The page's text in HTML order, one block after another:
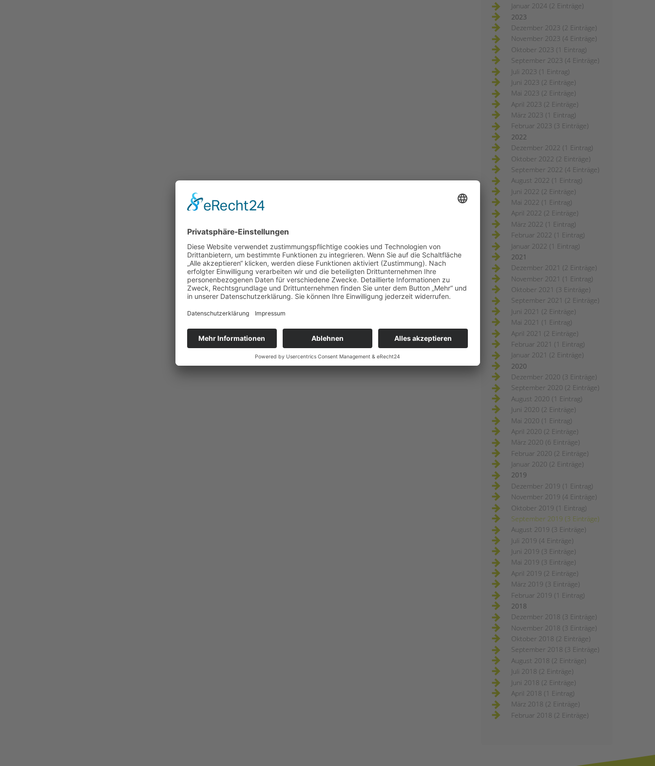
Januar 2024 (2 Einträge)
2023
Dezember 2023 (2 Einträge)
November 2023 (4 Einträge)
Oktober 2023 (1 Eintrag)
September 2023 (4 Einträge)
Juli 2023 (1 Eintrag)
Juni 2023 (2 Einträge)
Mai 2023 (2 Einträge)
April 2023 (2 Einträge)
März 2023 (1 Eintrag)
Februar 2023 (3 Einträge)
2022
Dezember 2022 (1 Eintrag)
Oktober 2022 (2 Einträge)
September 2022 (4 Einträge)
August 2022 (1 Eintrag)
Juni 2022 (2 Einträge)
Mai 2022 (1 Eintrag)
April 2022 (2 Einträge)
März 2022 (1 Eintrag)
Februar 2022 (1 Eintrag)
Januar 2022 (1 Eintrag)
2021
Dezember 2021 (2 Einträge)
November 2021 (1 Eintrag)
Oktober 2021 (3 Einträge)
September 2021 (2 Einträge)
Juni 2021 (2 Einträge)
Mai 2021 (1 Eintrag)
April 2021 (2 Einträge)
Februar 2021 (1 Eintrag)
Januar 2021 (2 Einträge)
2020
Dezember 2020 (3 Einträge)
September 2020 (2 Einträge)
August 2020 (1 Eintrag)
Juni 2020 (2 Einträge)
Mai 2020 (1 Eintrag)
April 2020 (2 Einträge)
März 2020 (6 Einträge)
Februar 2020 (2 Einträge)
Januar 2020 (2 Einträge)
2019
Dezember 2019 (1 Eintrag)
November 2019 (4 Einträge)
Oktober 2019 (1 Eintrag)
September 2019 (3 Einträge)
August 2019 (3 Einträge)
Juli 2019 (4 Einträge)
Juni 2019 (3 Einträge)
Mai 2019 (3 Einträge)
April 2019 (2 Einträge)
März 2019 (3 Einträge)
Februar 2019 (1 Eintrag)
2018
Dezember 2018 (3 Einträge)
November 2018 (3 Einträge)
Oktober 2018 (2 Einträge)
September 2018 (3 Einträge)
August 2018 (2 Einträge)
Juli 2018 (2 Einträge)
Juni 2018 (2 Einträge)
April 2018 (1 Eintrag)
März 2018 (2 Einträge)
Februar 2018 (2 Einträge)